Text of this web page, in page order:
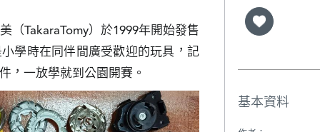
（TakaraTomy）於1999年開始發售
學時在同伴間廣受歡迎的玩具，記
，一放學就到公園開賽。
基本資料